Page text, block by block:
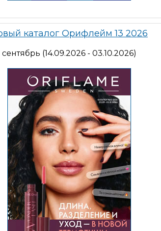
каталог Орифлейм 13 2026
сентябрь (14.09.2026 - 03.10.2026)